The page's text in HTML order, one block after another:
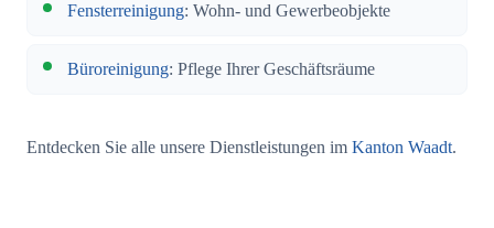
Fensterreinigung: Wohn- und Gewerbeobjekte
Büroreinigung: Pflege Ihrer Geschäftsräume
Entdecken Sie alle unsere Dienstleistungen im Kanton Waadt.